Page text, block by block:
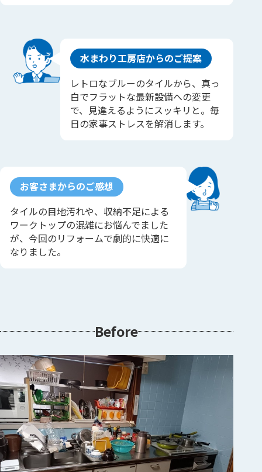
水まわり工房店からのご提案
レトロなブルーのタイルから、真っ
白でフラットな最新設備への変更
で、見違えるようにスッキリと。毎
日の家事ストレスを解消します。
お客さまからのご感想
タイルの目地汚れや、収納不足による
ワークトップの混雑にお悩んでました
が、今回のリフォームで劇的に快適に
なりました。
Before